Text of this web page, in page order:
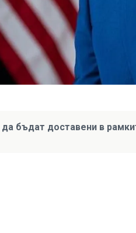
бъдат доставени в